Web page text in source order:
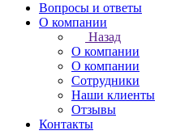
Вопросы и ответы
О компании
Назад
О компании
О компании
Сотрудники
Наши клиенты
Отзывы
Контакты